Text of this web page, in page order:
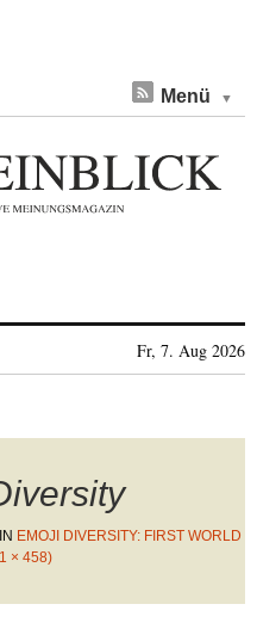
Menü
Fr, 7. Aug 2026
IN EMOJI DIVERSITY: FIRST WORLD
× 458)